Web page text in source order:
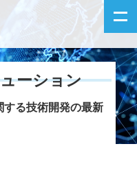
ーション
る技術開発の最新